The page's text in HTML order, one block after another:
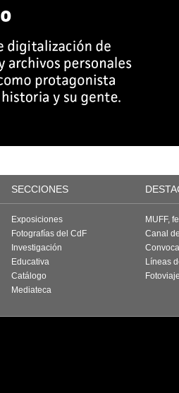
SECCIONES
Exposiciones
Fotografías del CdF
Investigación
Educativa
Catálogo
Mediateca
MUFF,
Canal
Líneas